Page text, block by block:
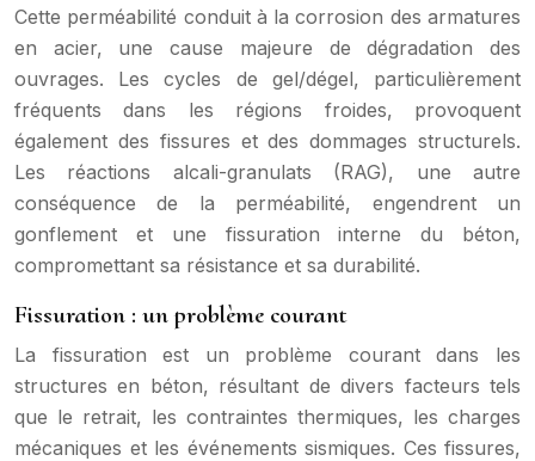
Cette perméabilité conduit à la corrosion des armatures
en acier, une cause majeure de dégradation des
ouvrages. Les cycles de gel/dégel, particulièrement
fréquents dans les régions froides, provoquent
également des fissures et des dommages structurels.
Les réactions alcali-granulats (RAG), une autre
conséquence de la perméabilité, engendrent un
gonflement et une fissuration interne du béton,
compromettant sa résistance et sa durabilité.
Fissuration : un problème courant
La fissuration est un problème courant dans les
structures en béton, résultant de divers facteurs tels
que le retrait, les contraintes thermiques, les charges
mécaniques et les événements sismiques. Ces fissures,